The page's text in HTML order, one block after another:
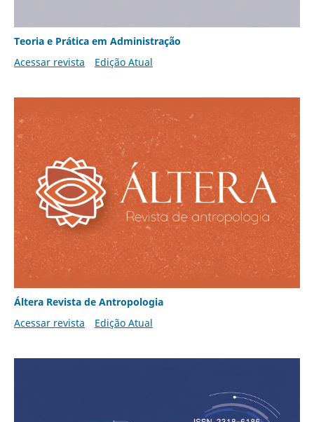
Teoria e Prática em Administração
Acessar revista
Edição Atual
Áltera Revista de Antropologia
Acessar revista
Edição Atual